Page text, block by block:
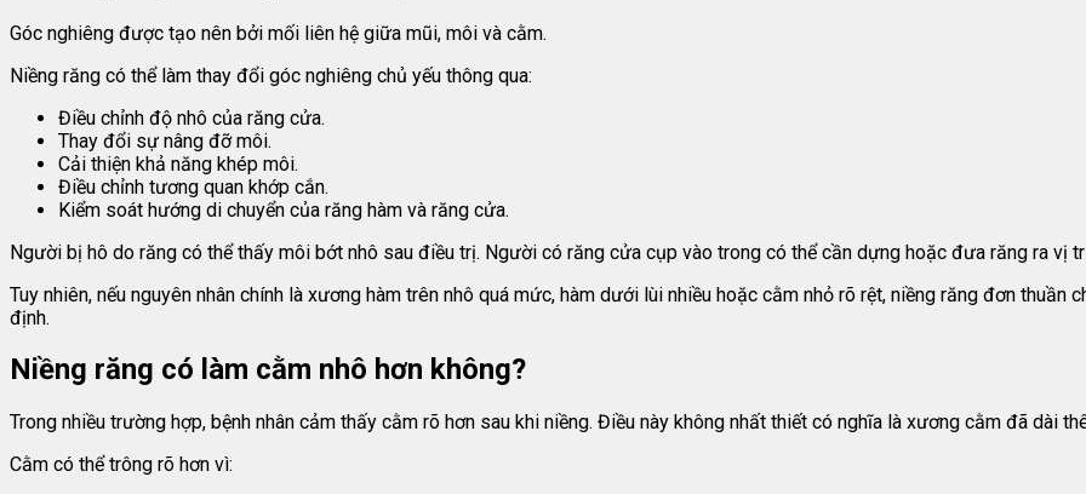
Góc nghiêng được tạo nên bởi mối liên hệ giữa mũi, môi và cằm.
Niềng răng có thể làm thay đổi góc nghiêng chủ yếu thông qua:
Điều chỉnh độ nhô của răng cửa.
Thay đổi sự nâng đỡ môi.
Cải thiện khả năng khép môi.
Điều chỉnh tương quan khớp cắn.
Kiểm soát hướng di chuyển của răng hàm và răng cửa.
Người bị hô do răng có thể thấy môi bớt nhô sau điều trị. Người có răng cửa cụp vào trong có thể cần dựng hoặc đưa răng ra vị
Tuy nhiên, nếu nguyên nhân chính là xương hàm trên nhô quá mức, hàm dưới lùi nhiều hoặc cằm nhỏ rõ rệt, niềng răng đơn thuần
định.
Niềng răng có làm cằm nhô hơn không?
Trong nhiều trường hợp, bệnh nhân cảm thấy cằm rõ hơn sau khi niềng. Điều này không nhất thiết có nghĩa là xương cằm đã dài
Cằm có thể trông rõ hơn vì: